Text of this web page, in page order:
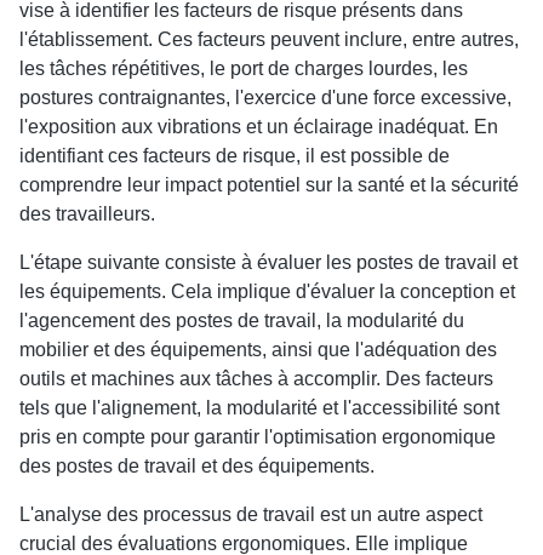
vise à identifier les facteurs de risque présents dans
l'établissement. Ces facteurs peuvent inclure, entre autres,
les tâches répétitives, le port de charges lourdes, les
postures contraignantes, l'exercice d'une force excessive,
l'exposition aux vibrations et un éclairage inadéquat. En
identifiant ces facteurs de risque, il est possible de
comprendre leur impact potentiel sur la santé et la sécurité
des travailleurs.
L'étape suivante consiste à évaluer les postes de travail et
les équipements. Cela implique d'évaluer la conception et
l'agencement des postes de travail, la modularité du
mobilier et des équipements, ainsi que l'adéquation des
outils et machines aux tâches à accomplir. Des facteurs
tels que l'alignement, la modularité et l'accessibilité sont
pris en compte pour garantir l'optimisation ergonomique
des postes de travail et des équipements.
L'analyse des processus de travail est un autre aspect
crucial des évaluations ergonomiques. Elle implique